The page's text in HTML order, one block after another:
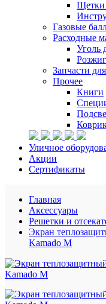
Щетки
Газовые
Расходные
Уголь
Запчасти
Прочее
Книги
Уличное
Акции
Сертификаты
Главная
Аксессуары
Решетки и
Экран
Kamado M